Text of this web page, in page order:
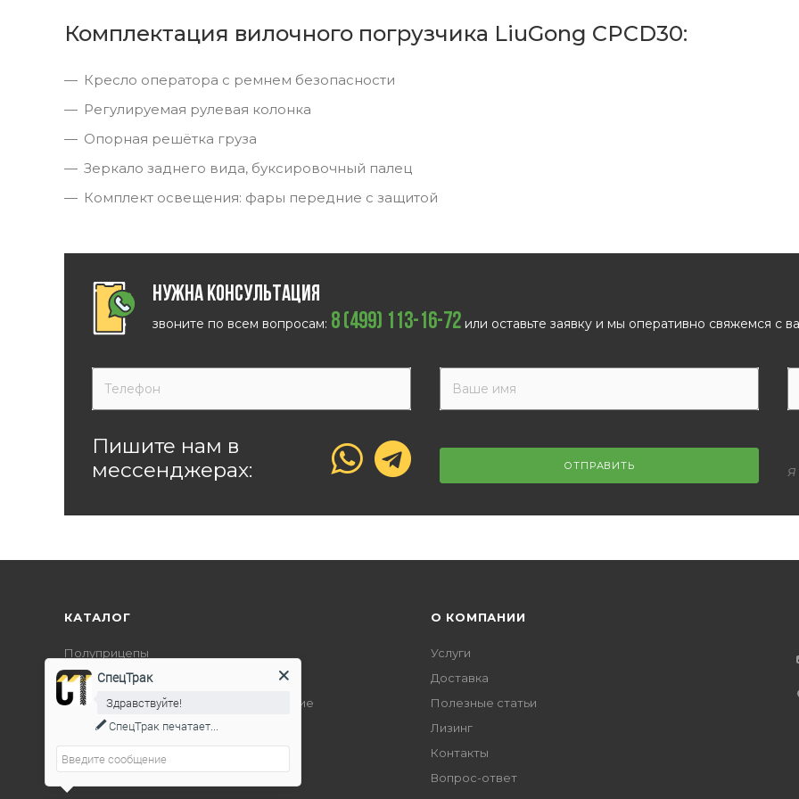
Комплектация вилочного погрузчика LiuGong CPCD30:
Кресло оператора с ремнем безопасности
Регулируемая рулевая колонка
Опорная решётка груза
Зеркало заднего вида, буксировочный палец
Комплект освещения: фары передние с защитой
Нужна консультация
звоните по всем вопросам: 8 (499) 113-16-72 или оставьте заявку и мы оперативно свяжемся с
Пишите нам в
мессенджерах:
ОТПРАВИТЬ Я
КАТАЛОГ
Полуприцепы
Дорожно-строительная техника
Подъемно-транспортное оборудование
О КОМПАНИИ
Услуги
Доставка
Полезные статьи
Лизинг
Контакты
Вопрос-ответ
СпецТрак
Здравствуйте!
СпецТрак печатает...